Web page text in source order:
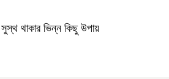
সুস্থ থাকার ভিন্ন কিছু উপায়